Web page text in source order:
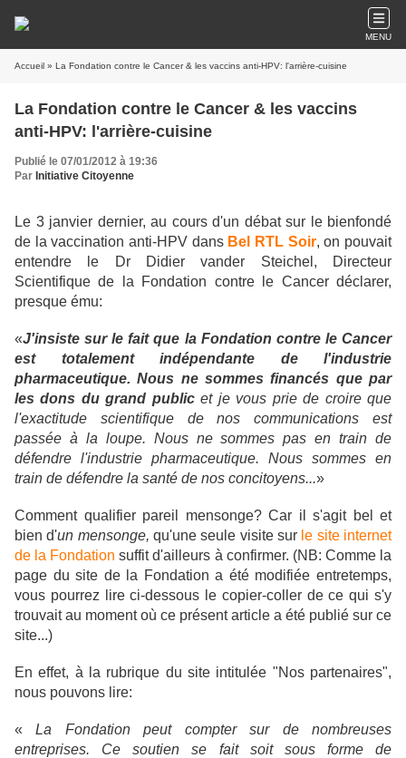
MENU
Accueil » La Fondation contre le Cancer & les vaccins anti-HPV: l'arrière-cuisine
La Fondation contre le Cancer & les vaccins
anti-HPV: l'arrière-cuisine
Publié le 07/01/2012 à 19:36
Par Initiative Citoyenne
Le 3 janvier dernier, au cours d'un débat sur le bienfondé
de la vaccination anti-HPV dans Bel RTL Soir, on pouvait
entendre le Dr Didier vander Steichel, Directeur
Scientifique de la Fondation contre le Cancer déclarer,
presque ému:
«J'insiste sur le fait que la Fondation contre le Cancer
est totalement indépendante de l'industrie
pharmaceutique. Nous ne sommes financés que par
les dons du grand publicet je vous prie de croire que
l'exactitude scientifique de nos communications est
passée à la loupe. Nous ne sommes pas en train de
défendre l'industrie pharmaceutique. Nous sommes en
train de défendre la santé de nos concitoyens...»
Comment qualifier pareil mensonge? Car il s'agit bel et
bien d'un mensonge, qu'une seule visite sur le site internet
de la Fondation suffit d'ailleurs à confirmer. (NB: Comme la
page du site de la Fondation a été modifiée entretemps,
vous pourrez lire ci-dessous le copier-coller de ce qui s'y
trouvait au moment où ce présent article a été publié sur ce
site...)
En effet, à la rubrique du site intitulée "Nos partenaires",
nous pouvons lire:
«La Fondation peut compter sur de nombreuses
entreprises. Ce soutien se fait soit sous forme de